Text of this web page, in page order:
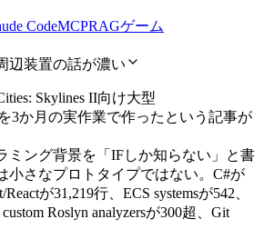
CodeMCPRAGゲーム
辺装置の話が濃い
Skylines II向け大型
3か月の実作業で作ったという記事が
ミング背景を「IFしか知らない」と書
小さなプロトタイプではない。C#が
が31,219行、ECS systemsが542、
Roslyn analyzersが300超、Git